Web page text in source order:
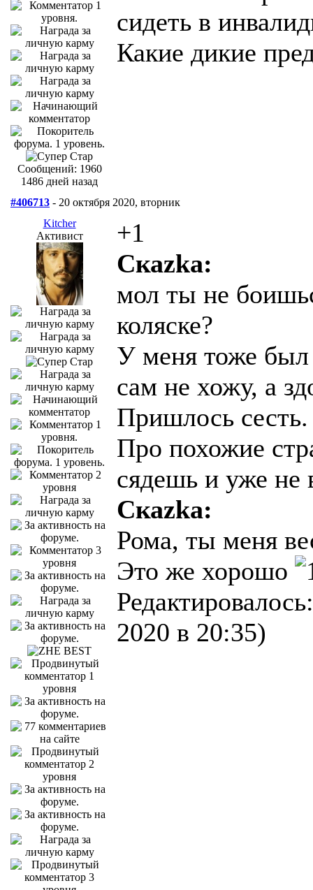
Сообщений: 1960
1486 дней назад
сидеть в
Какие дикие
#406713 - 20 октября 2020, вторник
Kitcher
Активист
+1
Скаzka:
мол ты не
коляске?
У меня тоже был
сам не хожу, а
Пришлось сесть.
Про похожие
сядешь и уже не
Скаzka:
Рома, ты меня
Это же хорошо
2020 в 20:35)